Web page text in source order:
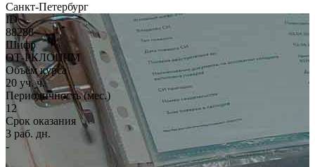
Санкт-Петербург
ID
88288
Шифр
ОТ-РКЛОЦЧМ
Объём курса
20 уч. ч.
Периодичность (мес.)
12
Срок оказания
3 раб. дн.
-